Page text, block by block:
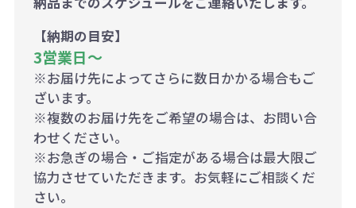
【納期の目安】
3営業日〜
※お届け先によってさらに数日かかる場合もご
ざいます。
※複数のお届け先をご希望の場合は、お問い合
わせください。
※お急ぎの場合・ご指定がある場合は最大限ご
協力させていただきます。お気軽にご相談くだ
さい。